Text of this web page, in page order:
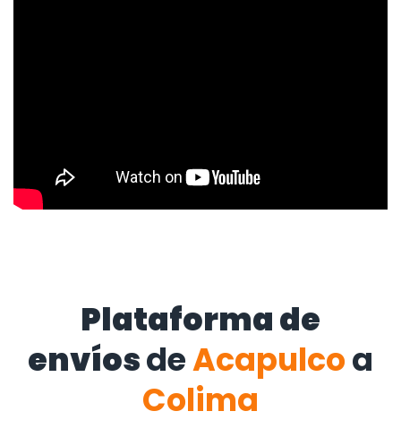
Plataforma de
envíosdeAcapulcoa
Colima